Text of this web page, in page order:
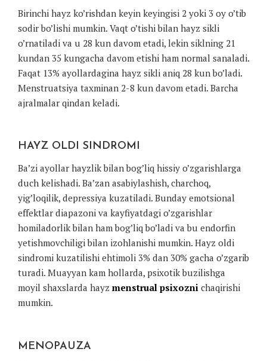
Birinchi hayz ko’rishdan keyin keyingisi 2 yoki 3 oy o’tib
sodir bo’lishi mumkin. Vaqt o’tishi bilan hayz sikli
o’rnatiladi va u 28 kun davom etadi, lekin siklning 21
kundan 35 kungacha davom etishi ham normal sanaladi.
Faqat 13% ayollardagina hayz sikli aniq 28 kun bo’ladi.
Menstruatsiya taxminan 2-8 kun davom etadi. Barcha
ajralmalar qindan keladi.
HAYZ OLDI SINDROMI
Ba’zi ayollar hayzlik bilan bog’liq hissiy o’zgarishlarga
duch kelishadi. Ba’zan asabiylashish, charchoq,
yig’loqilik, depressiya kuzatiladi. Bunday emotsional
effektlar diapazoni va kayfiyatdagi o’zgarishlar
homiladorlik bilan ham bog’liq bo’ladi va bu endorfin
yetishmovchiligi bilan izohlanishi mumkin. Hayz oldi
sindromi kuzatilishi ehtimoli 3% dan 30% gacha o’zgarib
turadi. Muayyan kam hollarda, psixotik buzilishga
moyil shaxslarda hayz menstrual psixozni chaqirishi
mumkin.
MENOPAUZA